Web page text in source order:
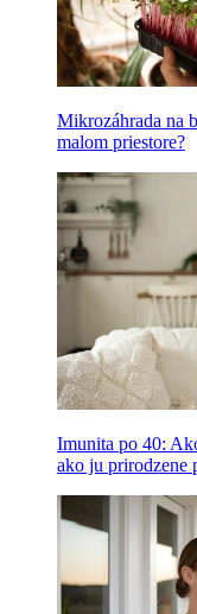
Mikrozáhrada na
malom priestore?
Imunita po 40:
ako ju prirodzene